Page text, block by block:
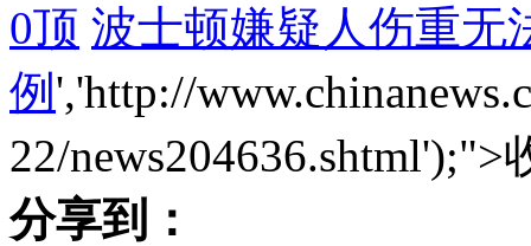
海外侨胞关注雅安灾情 通过各种途径献爱心
高度戒备 伦敦马拉松赛安全举行
0顶 波士顿嫌疑人伤重无
例 ','http://
22/news204636.shtml');">
分享到：